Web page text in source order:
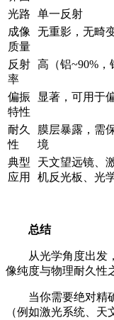
光路 单一反射
成像
质量
无重影，无畸
反射
率
高（铝~90% ，
偏振
特性
显著，可用于
耐久
性
膜层暴露，需
境
典型
应用
天文望远镜、
机反光板、光
总结
从光学角度出发
像纯度与物理耐久性
当你需要绝对精
（例如激光系统、